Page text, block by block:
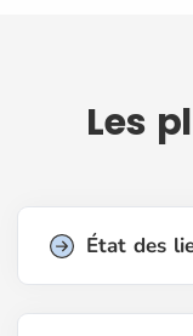
Les
État des